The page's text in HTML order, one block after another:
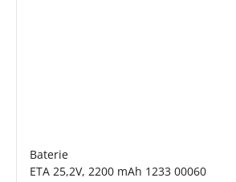
Baterie
ETA 25,2V, 2200 mAh 1233 00060